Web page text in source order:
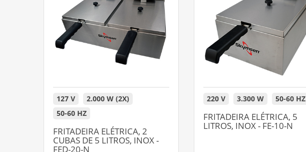
127 V
2.000 W (2X)
50-60 HZ
FRITADEIRA ELÉTRICA, 2
CUBAS DE 5 LITROS, INOX -
FED-20-N
220 V 3.300 W 50-60 HZ
FRITADEIRA ELÉTRICA, 5
LITROS, INOX - FE-10-N